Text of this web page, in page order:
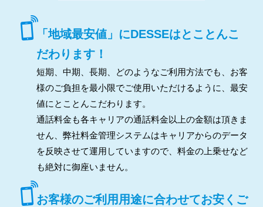
「地域最安値」にDESSEはとことんこ
だわります！
短期、中期、長期、どのようなご利用方法でも、お客
様のご負担を最小限でご使用いただけるように、最安
値にとことんこだわります。
通話料金も各キャリアの通話料金以上の金額は頂きま
せん、弊社料金管理システムはキャリアからのデータ
を反映させて運用していますので、料金の上乗せなど
も絶対に御座いません。
お客様のご利用用途に合わせてお安くご